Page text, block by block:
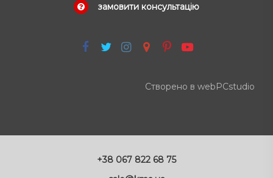
замовити консультацію
Створено в webPCstudio
+38 067 822 68 75